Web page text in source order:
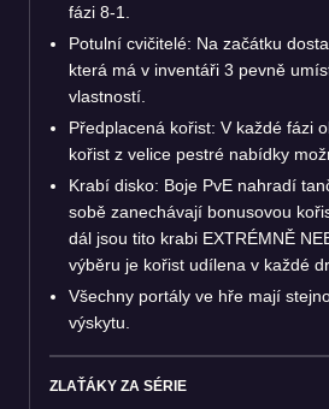
fázi 8-1.
Potulní cvičitelé: Na začátku
která má v inventáři 3 pevně
vlastností.
Předplacená kořist: V každé fázi
kořist z velice pestré nabídky
Krabí disko: Boje PvE nahradí
sobě zanechávají bonusovou
dál jsou tito krabi EXTRÉMNĚ
výběru je kořist udílena v každé
Všechny portály ve hře mají
výskytu.
ZLAŤÁKY ZA SÉRIE